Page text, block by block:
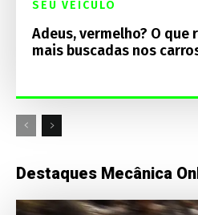
SEU VEÍCULO
Adeus, vermelho? O que
mais buscadas nos
Destaques Mecânica